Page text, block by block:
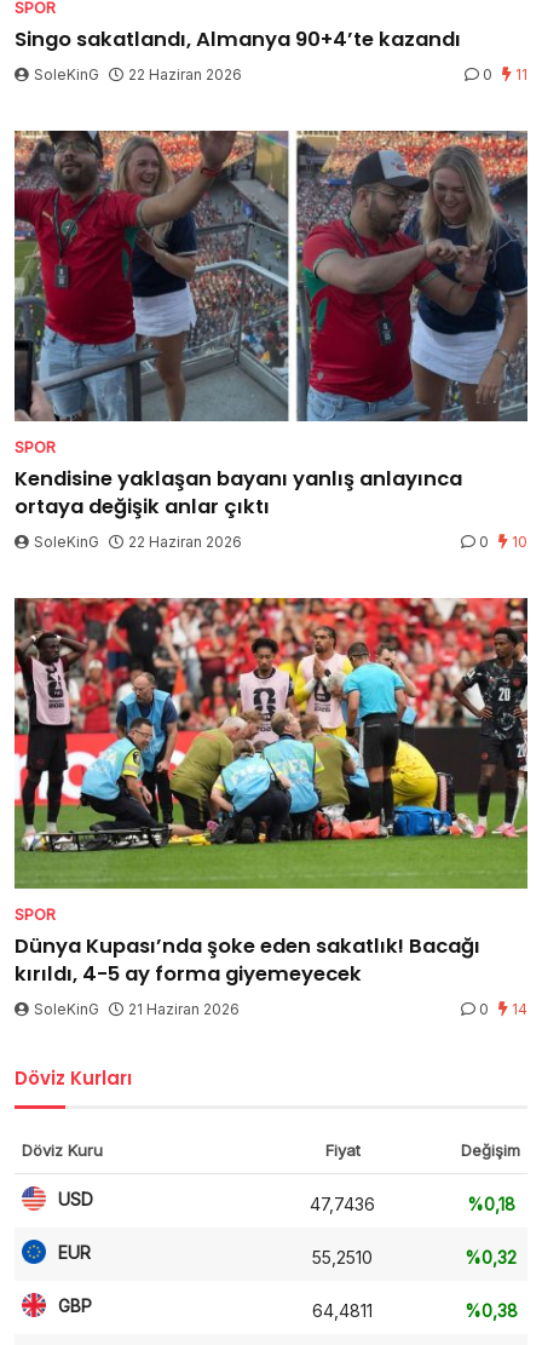
SPOR
Singo sakatlandı, Almanya 90+4’te kazandı
SoleKinG 22 Haziran 2026 0 11
SPOR
Kendisine yaklaşan bayanı yanlış anlayınca
ortaya değişik anlar çıktı
SoleKinG 22 Haziran 2026 0 10
SPOR
Dünya Kupası’nda şoke eden sakatlık! Bacağı
kırıldı, 4-5 ay forma giyemeyecek
SoleKinG 21 Haziran 2026 0 14
Döviz Kurları
Döviz Kuru Fiyat Değişim
USD 47,7436 %0,18
EUR 55,2510 %0,32
GBP 64,4811 %0,38